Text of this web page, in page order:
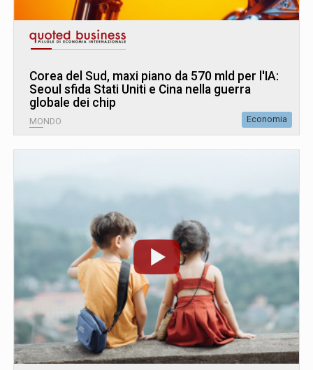
Corea del Sud, maxi piano da 570 mld per l'IA:
Seoul sfida Stati Uniti e Cina nella guerra
globale dei chip
MONDO Economia